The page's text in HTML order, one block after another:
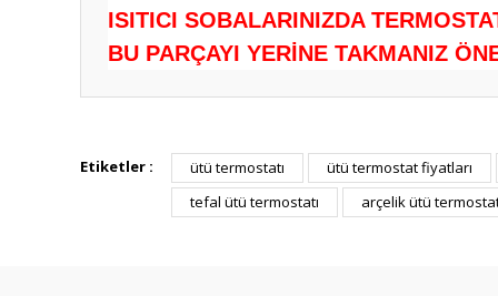
ISITICI SOBALARINIZDA
BU PARÇAYI YERİNE TAKMANIZ
Görüş ve önerileriniz için teşekkür ederiz.
Ürün resmi kalitesiz, bozuk veya görüntülenemiyor.
Etiketler : ütü termostatı ütü termostat fiyatları
tefal ütü termostatı
arçelik ütü